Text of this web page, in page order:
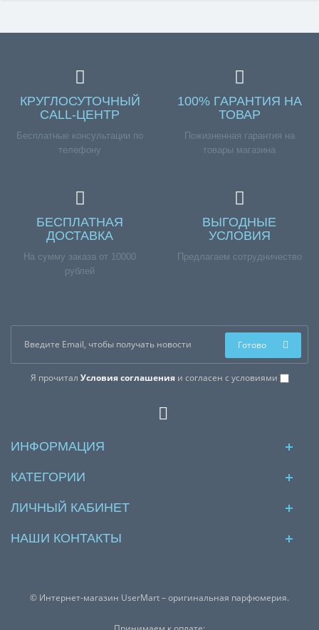
КРУГЛОСУТОЧНЫЙ
CALL-ЦЕНТР
Бесплатные консультации по
телефону
100% ГАРАНТИЯ НА
ТОВАР
Пожизненная гарантия на
товары магазина
БЕСПЛАТНАЯ
ДОСТАВКА
На сумму заказа от 10000
рублей
ВЫГОДНЫЕ
УСЛОВИЯ
Предлагаем сотрудничество
Я прочитал Условия соглашенияи согласен с условиями
Готово
ИНФОРМАЦИЯ
КАТЕГОРИИ
ЛИЧНЫЙ КАБИНЕТ
НАШИ КОНТАКТЫ
© Интернет-магазин UserMart – оригинальная парфюмерия.